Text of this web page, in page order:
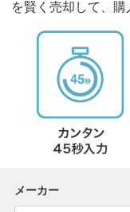
を賢く売却して、
メーカー